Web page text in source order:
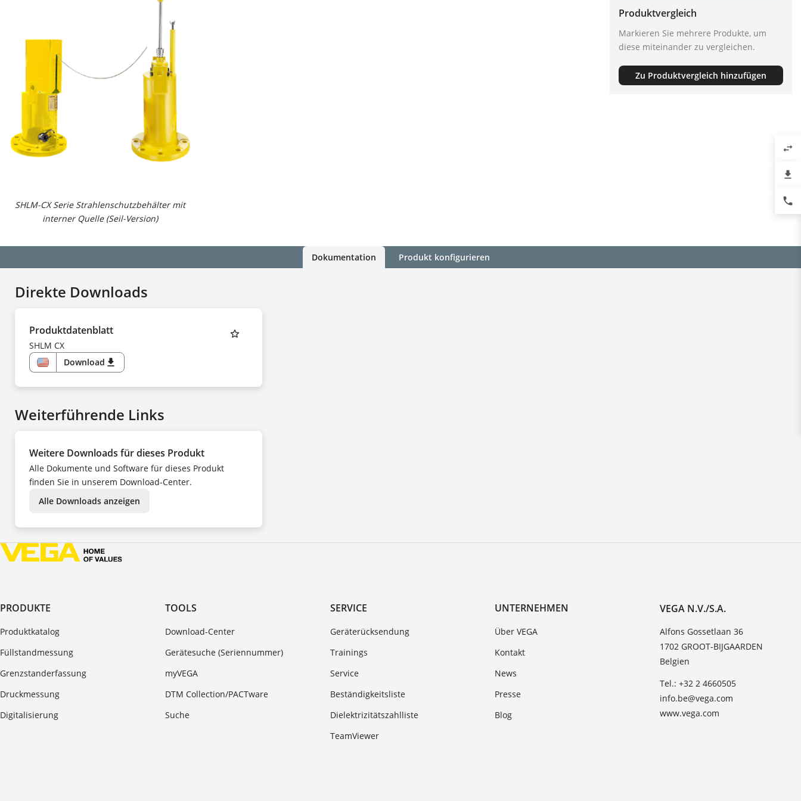
SHLM-CX Serie Strahlenschutzbehälter mit
interner Quelle (Seil-Version)
Produktvergleich
Markieren Sie mehrere Produkte, um
diese miteinander zu vergleichen.
Zu Produktvergleich hinzufügen
Dokumentation Produkt konfigurieren
Direkte Downloads
Produktdatenblatt
SHLM CX
US
Download download
Weiterführende Links
Weitere Downloads für dieses Produkt
Alle Dokumente und Software für dieses Produkt
finden Sie in unserem Download-Center.
Alle Downloads anzeigen
PRODUKTE
Produktkatalog
Füllstandmessung
Grenzstanderfassung
Druckmessung
Digitalisierung
TOOLS
Download-Center
Gerätesuche (Seriennummer)
myVEGA
DTM Collection/PACTware
Suche
SERVICE
Geräterücksendung
Trainings
Service
Beständigkeitsliste
Dielektrizitätszahlliste
TeamViewer
UNTERNEHMEN
Über VEGA
Kontakt
News
Presse
Blog
VEGA N.V./S.A.
Alfons Gossetlaan 36
1702 GROOT-BIJGAARDEN
Belgien
Tel.: +32 2 4660505
info.be@vega.com
www.vega.com
swap_horiz
file_download
phone